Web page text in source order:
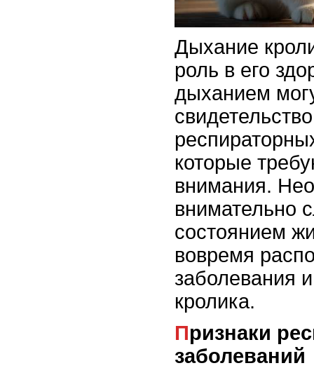
Дыхание
роль в его
дыханием
которые
внимания.
внимательно
состоянием
вовремя
заболевания
кролика.
Признаки респираторных
заболеваний